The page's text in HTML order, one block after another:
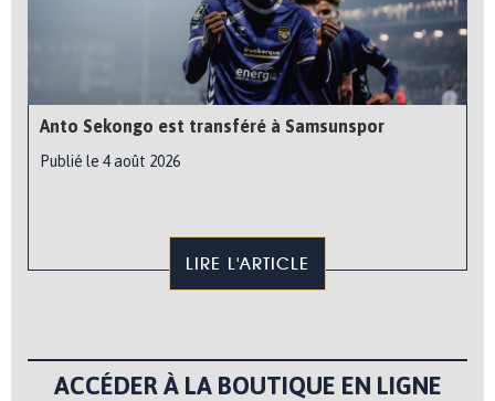
Anto Sekongo est transféré à Samsunspor
Publié le 4 août 2026
LIRE L'ARTICLE
ACCÉDER À LA BOUTIQUE EN LIGNE